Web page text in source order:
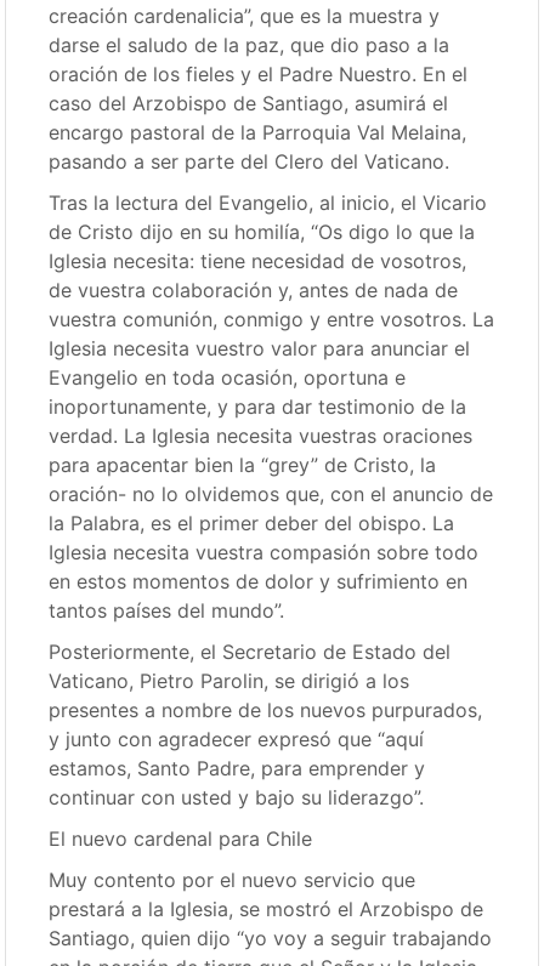
creación cardenalicia”, que es la muestra y
darse el saludo de la paz, que dio paso a la
oración de los fieles y el Padre Nuestro. En el
caso del Arzobispo de Santiago, asumirá el
encargo pastoral de la Parroquia Val Melaina,
pasando a ser parte del Clero del Vaticano.
Tras la lectura del Evangelio, al inicio, el Vicario
de Cristo dijo en su homilía, “Os digo lo que la
Iglesia necesita: tiene necesidad de vosotros,
de vuestra colaboración y, antes de nada de
vuestra comunión, conmigo y entre vosotros. La
Iglesia necesita vuestro valor para anunciar el
Evangelio en toda ocasión, oportuna e
inoportunamente, y para dar testimonio de la
verdad. La Iglesia necesita vuestras oraciones
para apacentar bien la “grey” de Cristo, la
oración- no lo olvidemos que, con el anuncio de
la Palabra, es el primer deber del obispo. La
Iglesia necesita vuestra compasión sobre todo
en estos momentos de dolor y sufrimiento en
tantos países del mundo”.
Posteriormente, el Secretario de Estado del
Vaticano, Pietro Parolin, se dirigió a los
presentes a nombre de los nuevos purpurados,
y junto con agradecer expresó que “aquí
estamos, Santo Padre, para emprender y
continuar con usted y bajo su liderazgo”.
El nuevo cardenal para Chile
Muy contento por el nuevo servicio que
prestará a la Iglesia, se mostró el Arzobispo de
Santiago, quien dijo “yo voy a seguir trabajando